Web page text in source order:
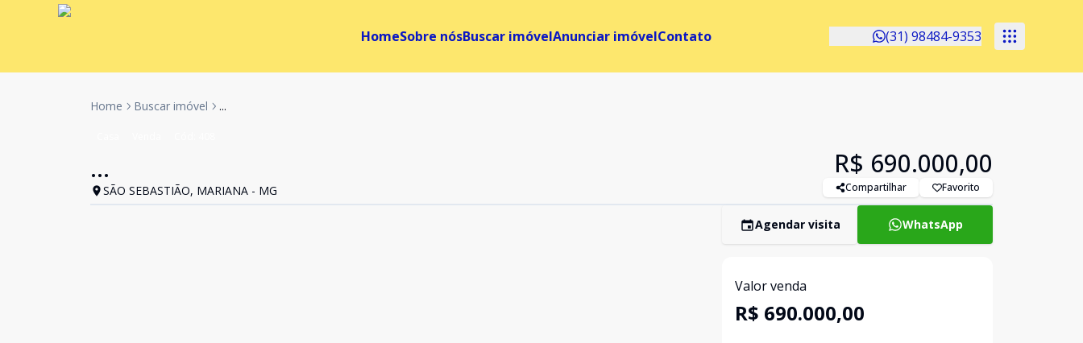
HomeSobre nósBuscar imóvelAnunciar imóvelContato (31) 98484-9353
Home Buscar imóvel ...
...
SÃO SEBASTIÃO, MARIANA - MG
R$ 690.000,00
Compartilhar Favorito
Agendar visita WhatsApp
Valor venda
R$ 690.000,00